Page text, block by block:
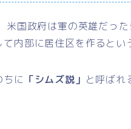
米国政府は軍の英雄だった
て内部に居住区を作るとい
ちに 「シムズ説」 と呼ばれ